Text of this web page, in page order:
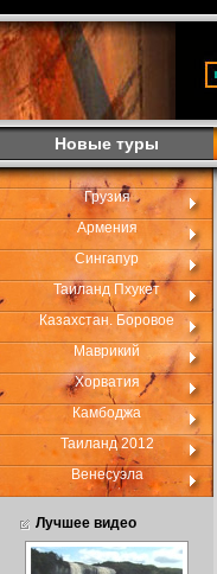
Новые туры
Грузия
Армения
Сингапур
Таиланд Пхукет
Казахстан. Боровое
Маврикий
Хорватия
Камбоджа
Таиланд 2012
Венесуэла
Лучшее видео